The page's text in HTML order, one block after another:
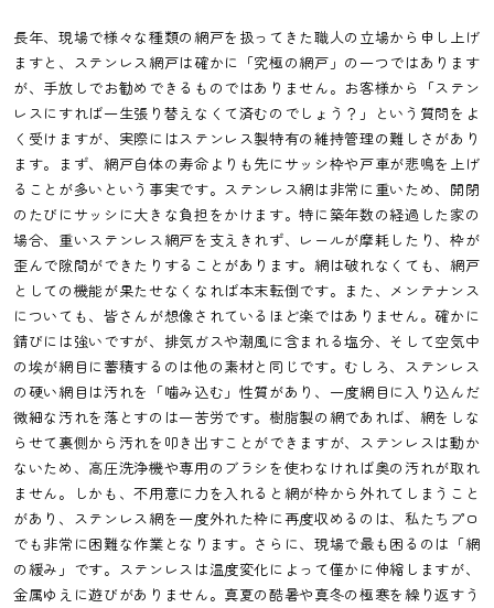
長年、現場で様々な種類の網戸を扱ってきた職人の立場から申し上げ
ますと、ステンレス網戸は確かに「究極の網戸」の一つではあります
が、手放しでお勧めできるものではありません。お客様から「ステン
レスにすれば一生張り替えなくて済むのでしょう？」という質問をよ
く受けますが、実際にはステンレス製特有の維持管理の難しさがあり
ます。まず、網戸自体の寿命よりも先にサッシ枠や戸車が悲鳴を上げ
ることが多いという事実です。ステンレス網は非常に重いため、開閉
のたびにサッシに大きな負担をかけます。特に築年数の経過した家の
場合、重いステンレス網戸を支えきれず、レールが摩耗したり、枠が
歪んで隙間ができたりすることがあります。網は破れなくても、網戸
としての機能が果たせなくなれば本末転倒です。また、メンテナンス
についても、皆さんが想像されているほど楽ではありません。確かに
錆びには強いですが、排気ガスや潮風に含まれる塩分、そして空気中
の埃が網目に蓄積するのは他の素材と同じです。むしろ、ステンレス
の硬い網目は汚れを「噛み込む」性質があり、一度網目に入り込んだ
微細な汚れを落とすのは一苦労です。樹脂製の網であれば、網をしな
らせて裏側から汚れを叩き出すことができますが、ステンレスは動か
ないため、高圧洗浄機や専用のブラシを使わなければ奥の汚れが取れ
ません。しかも、不用意に力を入れると網が枠から外れてしまうこと
があり、ステンレス網を一度外れた枠に再度収めるのは、私たちプロ
でも非常に困難な作業となります。さらに、現場で最も困るのは「網
の緩み」です。ステンレスは温度変化によって僅かに伸縮しますが、
金属ゆえに遊びがありません。真夏の酷暑や真冬の極寒を繰り返すう